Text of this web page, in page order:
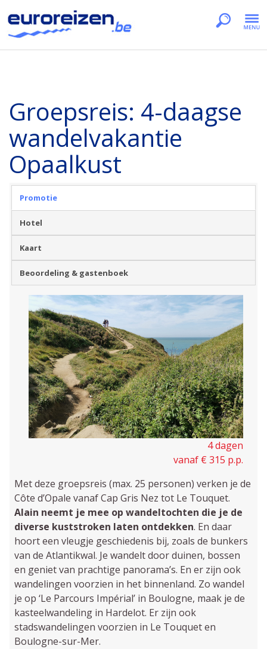
Groepsreis: 4-daagse
wandelvakantie
Opaalkust
Promotie
Hotel
Kaart
Beoordeling & gastenboek
4 dagen
vanaf € 315 p.p.
Met deze groepsreis (max. 25 personen) verken je de
Côte d’Opale vanaf Cap Gris Nez tot Le Touquet.
Alain neemt je mee op wandeltochten die je de
diverse kuststroken laten ontdekken. En daar
hoort een vleugje geschiedenis bij, zoals de bunkers
van de Atlantikwal. Je wandelt door duinen, bossen
en geniet van prachtige panorama’s. En er zijn ook
wandelingen voorzien in het binnenland. Zo wandel
je op ‘Le Parcours Impérial’ in Boulogne, maak je de
kasteelwandeling in Hardelot. Er zijn ook
stadswandelingen voorzien in Le Touquet en
Boulogne-sur-Mer.